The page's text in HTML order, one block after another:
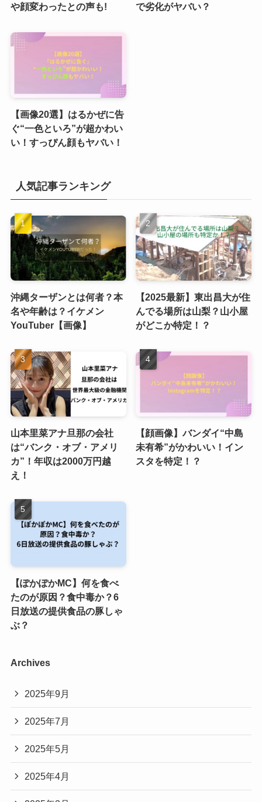
や顔変わったとの声も!
で劣化がヤバい？
【画像20選】はるかぜに告
ぐ“一色といろ”が超かわい
い！すっぴん顔もヤバい！
人気記事ランキング
沖縄ターザンとは何者？本
名や年齢は？イケメン
YouTuber【画像】
【2025最新】東出昌大が住
んでる場所は山梨？山小屋
がどこか特定！？
山本里菜アナ旦那の会社
は“バンク・オブ・アメリ
カ”！年収は2000万円越
え！
【顔画像】バンダイ“中島
未有希”がかわいい！イン
スタを特定！？
【ぽかぽかMC】何を食べ
たのが原因？食中毒か？6
日放送の提供食品の豚しゃ
ぶ？
Archives
2025年9月
2025年7月
2025年5月
2025年4月